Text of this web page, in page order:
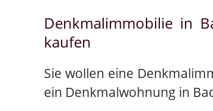
Denkmalimmobilie in
kaufen
Sie wollen eine
ein Denkmalwohnung in